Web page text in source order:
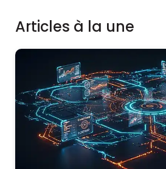
Articles à la une